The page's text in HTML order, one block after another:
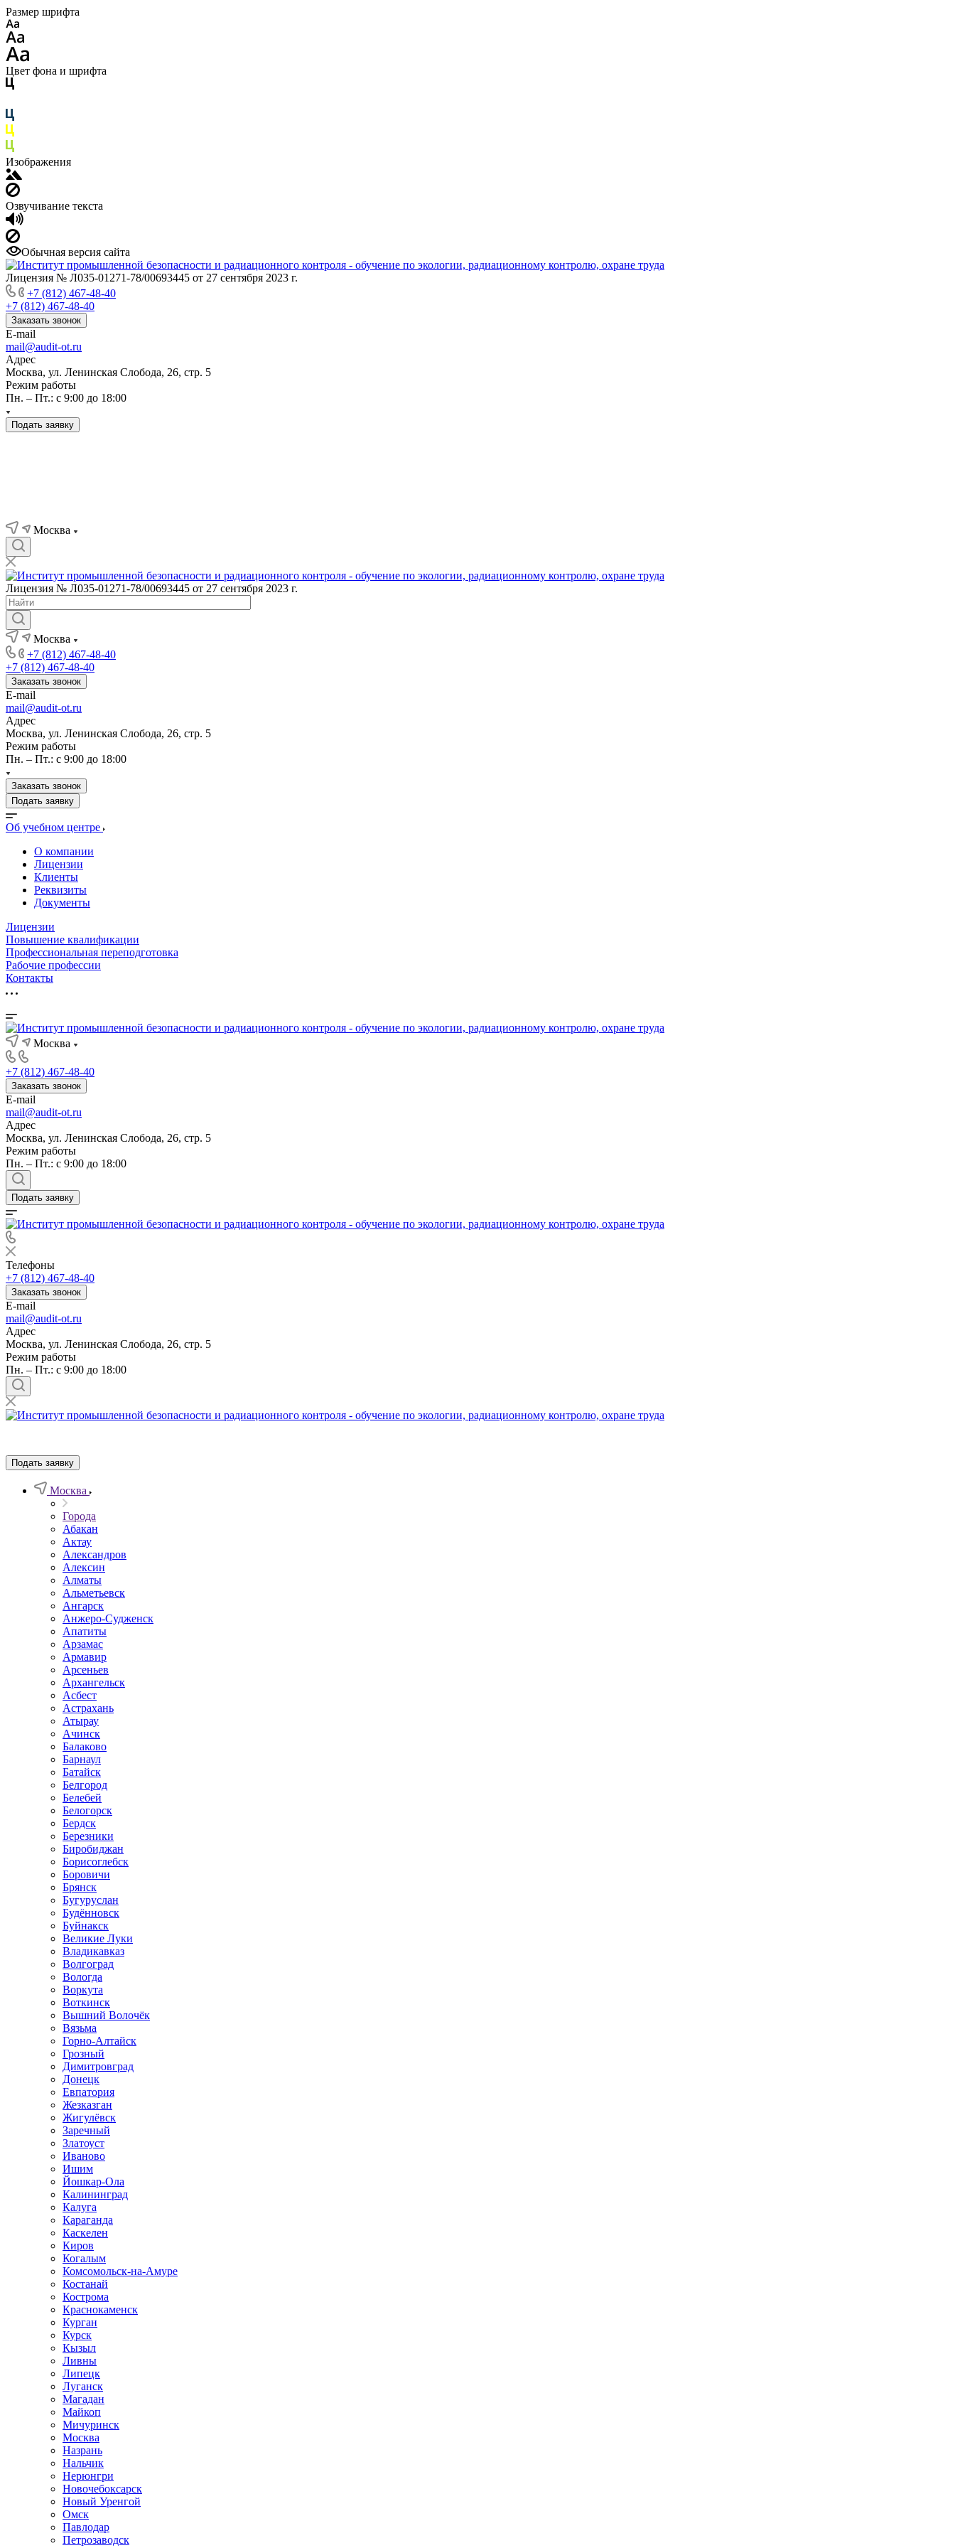
Размер шрифта
Цвет фона и шрифта
Изображения
Озвучивание текста
Обычная версия сайта
Лицензия № Л035-01271-78/00693445 от 27 сентября 2023 г.
+7 (812) 467-48-40
+7 (812) 467-48-40
Заказать звонок
E-mail
mail@audit-ot.ru
Адрес
Москва, ул. Ленинская Слобода, 26, стр. 5
Режим работы
Пн. – Пт.: с 9:00 до 18:00
Подать заявку
Москва
Лицензия № Л035-01271-78/00693445 от 27 сентября 2023 г.
Москва
+7 (812) 467-48-40
+7 (812) 467-48-40
Заказать звонок
E-mail
mail@audit-ot.ru
Адрес
Москва, ул. Ленинская Слобода, 26, стр. 5
Режим работы
Пн. – Пт.: с 9:00 до 18:00
Заказать звонок
Подать заявку
Об учебном центре
О компании
Лицензии
Клиенты
Реквизиты
Документы
Лицензии
Повышение квалификации
Профессиональная переподготовка
Рабочие профессии
Контакты
Москва
+7 (812) 467-48-40
Заказать звонок
E-mail
mail@audit-ot.ru
Адрес
Москва, ул. Ленинская Слобода, 26, стр. 5
Режим работы
Пн. – Пт.: с 9:00 до 18:00
Подать заявку
Телефоны
+7 (812) 467-48-40
Заказать звонок
E-mail
mail@audit-ot.ru
Адрес
Москва, ул. Ленинская Слобода, 26, стр. 5
Режим работы
Пн. – Пт.: с 9:00 до 18:00
Подать заявку
Москва
Города
Абакан
Актау
Александров
Алексин
Алматы
Альметьевск
Ангарск
Анжеро-Судженск
Апатиты
Арзамас
Армавир
Арсеньев
Архангельск
Асбест
Астрахань
Атырау
Ачинск
Балаково
Барнаул
Батайск
Белгород
Белебей
Белогорск
Бердск
Березники
Биробиджан
Борисоглебск
Боровичи
Брянск
Бугуруслан
Будённовск
Буйнакск
Великие Луки
Владикавказ
Волгоград
Вологда
Воркута
Воткинск
Вышний Волочёк
Вязьма
Горно-Алтайск
Грозный
Димитровград
Донецк
Евпатория
Жезказган
Жигулёвск
Заречный
Златоуст
Иваново
Ишим
Йошкар-Ола
Калининград
Калуга
Караганда
Каскелен
Киров
Когалым
Комсомольск-на-Амуре
Костанай
Кострома
Краснокаменск
Курган
Курск
Кызыл
Ливны
Липецк
Луганск
Магадан
Майкоп
Мичуринск
Москва
Назрань
Нальчик
Нерюнгри
Новочебоксарск
Новый Уренгой
Омск
Павлодар
Петрозаводск